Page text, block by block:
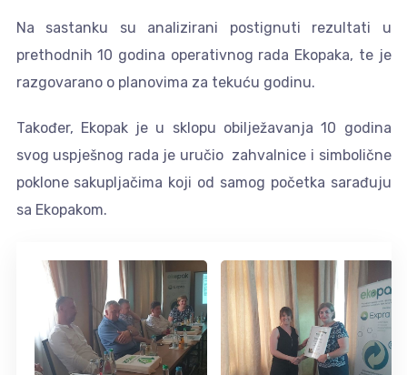
Na sastanku su analizirani postignuti rezultati u
prethodnih 10 godina operativnog rada Ekopaka, te je
razgovarano o planovima za tekuću godinu.
Također, Ekopak je u sklopu obilježavanja 10 godina
svog uspješnog rada je uručio zahvalnice i simbolične
poklone sakupljačima koji od samog početka sarađuju
sa Ekopakom.